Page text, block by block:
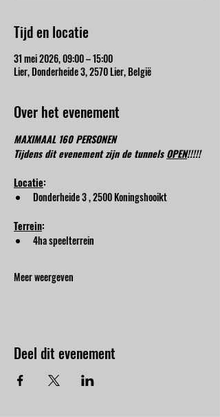
Tijd en locatie
31 mei 2026, 09:00 – 15:00
Lier, Donderheide 3, 2570 Lier, België
Over het evenement
MAXIMAAL 160 PERSONEN
Tijdens dit evenement zijn de tunnels OPEN!!!!!
Locatie:
Donderheide 3 , 2500 Koningshooikt
Terrein:
4ha speelterrein
Meer weergeven
Deel dit evenement